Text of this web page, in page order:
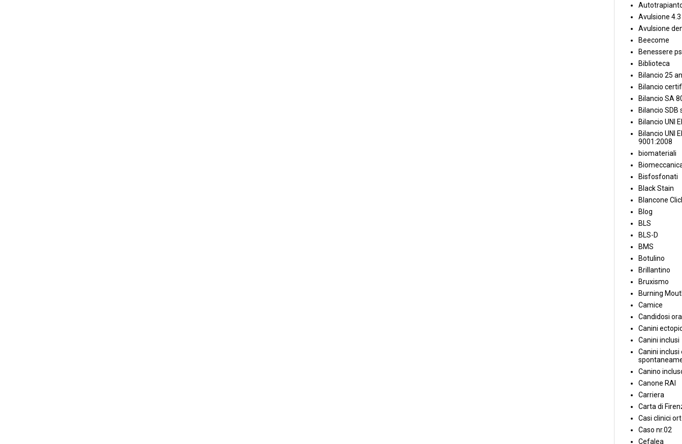
Avulsione 4.3
Avulsione
Beecome
Benessere
Biblioteca
Bilancio 25
Bilancio
Bilancio SA
Bilancio SDB
Bilancio UNI
Bilancio UNI
9001:2008
biomateriali
Bisfosfonati
Black Stain
Blancone
Blog
BLS
BLS-D
BMS
Botulino
Brillantino
Bruxismo
Burning
Camice
Candidosi
Canini
Canini inclusi
Canini inclusi
Canino
Canone RAI
Carriera
Carta di
Casi clinici
Caso nr.02
Cefalea